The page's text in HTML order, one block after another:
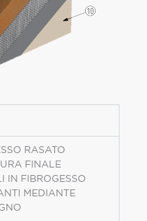
RASATO
FINALE
IN FIBROGESSO
MEDIANTE